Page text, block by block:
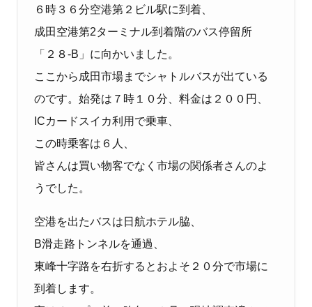
６時３６分空港第２ビル駅に到着、
成田空港第2ターミナル到着階のバス停留所
「２８‐B 」に向かいました。
ここから成田市場までシャトルバスが出ている
のです。始発は７時１０分、料金は２００円、
ICカードスイカ利用で乗車、
この時乗客は６人、
皆さんは買い物客でなく市場の関係者さんのよ
うでした。
空港を出たバスは日航ホテル脇、
B滑走路トンネルを通過、
東峰十字路を右折するとおよそ２０分で市場に
到着します。